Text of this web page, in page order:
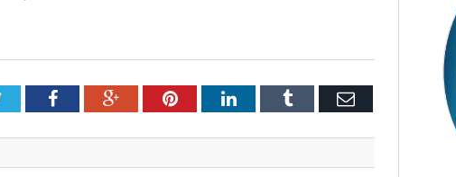
TwitterFacebookGoogle+PinterestLinkedInTumblr Email